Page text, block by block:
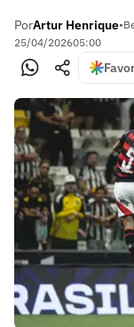
PorArtur Henrique•
25/04/202605:00